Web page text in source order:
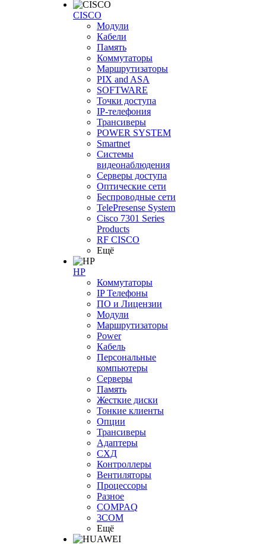
CISCO
Модули
Кабели
Память
Коммутаторы
Маршрутизаторы
PIX and ASA
SOFTWARE
Точки доступа
IP-телефония
Трансиверы
POWER SYSTEM
Smartnet
Системы
видеонаблюдения
Серверы доступа
Оптические сети
Беспроводные сети
TelePresense System
Cisco 7301 Series
Products
RF CISCO
Ещё
HP
Коммутаторы
IP Телефоны
ПО и Лицензии
Модули
Маршрутизаторы
Power
Кабель
Персональные
компьютеры
Серверы
Память
Жесткие диски
Тонкие клиенты
Опции
Трансиверы
Адаптеры
СХД
Контроллеры
Вентиляторы
Процессоры
Разное
COMPAQ
3COM
Ещё